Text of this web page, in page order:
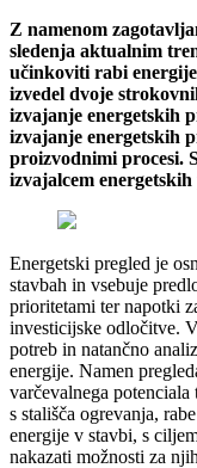
Z namenom
sledenja aktualnim
učinkoviti rabi
izvedel dvoje
izvajanje energetskih
izvajanje energetskih
proizvodnimi procesi.
izvajalcem
Energetski pregled je
stavbah in vsebuje
prioritetami ter napotki
investicijske odločitve.
potreb in natančno
energije. Namen
varčevalnega potenciala
s stališča ogrevanja,
energije v stavbi, s
nakazati možnosti za